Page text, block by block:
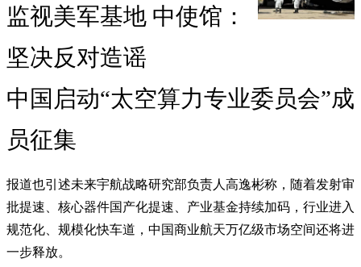
监视美军基地 中使馆：
坚决反对造谣
中国启动“太空算力专业委员会”成
员征集
报道也引述未来宇航战略研究部负责人高逸彬称，随着发射审
批提速、核心器件国产化提速、产业基金持续加码，行业进入
规范化、规模化快车道，中国商业航天万亿级市场空间还将进
一步释放。